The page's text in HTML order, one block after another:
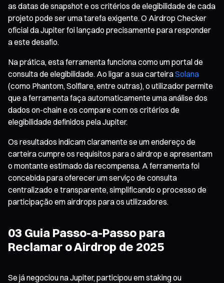
as datas de snapshot e os critérios de elegibilidade de cada
projeto pode ser uma tarefa exigente. O Airdrop Checker
oficial da Jupiter foi lançado precisamente para responder
a este desafio.
Na prática, esta ferramenta funciona como um portal de
consulta de elegibilidade. Ao ligar a sua carteiraSolana
(como Phantom, Solflare, entre outras), o utilizador permite
que a ferramenta faça automaticamente uma análise dos
dados on-chain e os compare com os critérios de
elegibilidade definidos pela Jupiter.
Os resultados indicam claramente se um endereço de
carteira cumpre os requisitos para o airdrop e apresentam
o montante estimado da recompensa. A ferramenta foi
concebida para oferecer um serviço de consulta
centralizado e transparente, simplificando o processo de
participação em airdrops para os utilizadores.
03 Guia Passo-a-Passo para
Reclamar o Airdrop de 2025
Se já negociou na Jupiter, participou em staking ou